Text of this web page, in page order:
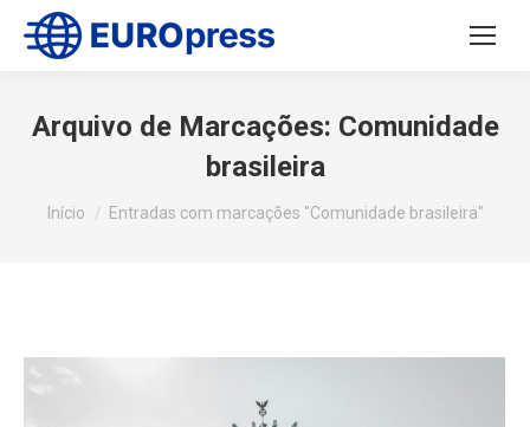
Arquivo de Marcações: Comunidade
brasileira
Você está aqui:
Início Entradas com marcações "Comunidade brasileira"